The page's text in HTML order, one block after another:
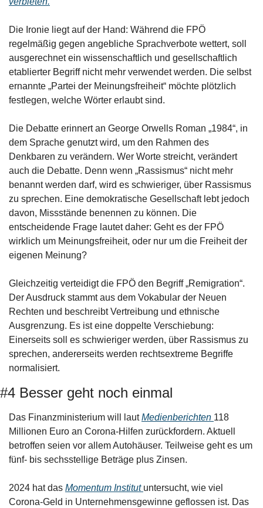
Die Ironie liegt auf der Hand: Während die FPÖ
regelmäßig gegen angebliche Sprachverbote wettert, soll
ausgerechnet ein wissenschaftlich und gesellschaftlich
etablierter Begriff nicht mehr verwendet werden. Die selbst
ernannte „Partei der Meinungsfreiheit“ möchte plötzlich
festlegen, welche Wörter erlaubt sind.
Die Debatte erinnert an George Orwells Roman „1984“, in
dem Sprache genutzt wird, um den Rahmen des
Denkbaren zu verändern. Wer Worte streicht, verändert
auch die Debatte. Denn wenn „Rassismus“ nicht mehr
benannt werden darf, wird es schwieriger, über Rassismus
zu sprechen. Eine demokratische Gesellschaft lebt jedoch
davon, Missstände benennen zu können. Die
entscheidende Frage lautet daher: Geht es der FPÖ
wirklich um Meinungsfreiheit, oder nur um die Freiheit der
eigenen Meinung?
Gleichzeitig verteidigt die FPÖ den Begriff „Remigration“.
Der Ausdruck stammt aus dem Vokabular der Neuen
Rechten und beschreibt Vertreibung und ethnische
Ausgrenzung. Es ist eine doppelte Verschiebung:
Einerseits soll es schwieriger werden, über Rassismus zu
sprechen, andererseits werden rechtsextreme Begriffe
normalisiert.
#4 Besser geht noch einmal
Das Finanzministerium will laut Medienberichten 118
Millionen Euro an Corona-Hilfen zurückfordern. Aktuell
betroffen seien vor allem Autohäuser. Teilweise geht es um
fünf- bis sechsstellige Beträge plus Zinsen.
2024 hat das Momentum Institut untersucht, wie viel
Corona-Geld in Unternehmensgewinne geflossen ist. Das